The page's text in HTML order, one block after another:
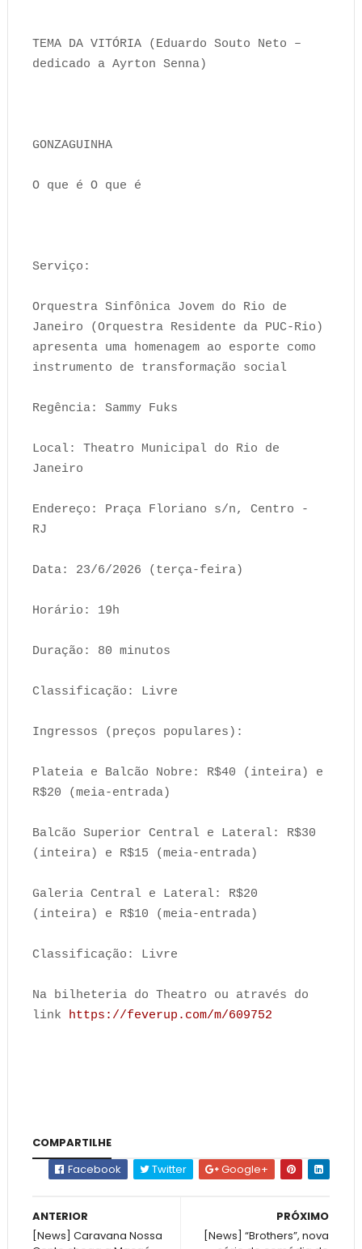
TEMA DA VITÓRIA (Eduardo Souto Neto –
dedicado a Ayrton Senna)
GONZAGUINHA
O que é O que é
Serviço:
Orquestra Sinfônica Jovem do Rio de
Janeiro (Orquestra Residente da PUC-Rio)
apresenta uma homenagem ao esporte como
instrumento de transformação social
Regência: Sammy Fuks
Local: Theatro Municipal do Rio de
Janeiro
Endereço: Praça Floriano s/n, Centro -
RJ
Data: 23/6/2026 (terça-feira)
Horário: 19h
Duração: 80 minutos
Classificação: Livre
Ingressos (preços populares):
Plateia e Balcão Nobre: R$40 (inteira) e
R$20 (meia-entrada)
Balcão Superior Central e Lateral: R$30
(inteira) e R$15 (meia-entrada)
Galeria Central e Lateral: R$20
(inteira) e R$10 (meia-entrada)
Classificação: Livre
Na bilheteria do Theatro ou através do
link https://feverup.com/m/609752
COMPARTILHE
Facebook
Twitter Google+
PRÓXIMO
[News] “Brothers”, nova
ANTERIOR
[News] Caravana Nossa